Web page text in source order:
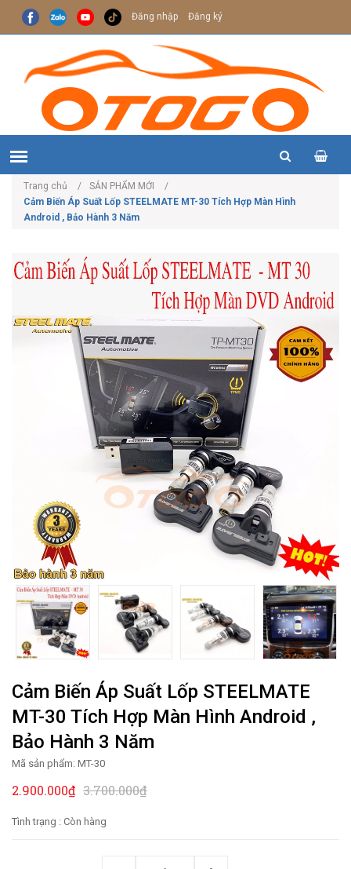
Đăng nhập Đăng ký
Trang chủ
SẢN PHẨM MỚI
Cảm Biến Áp Suất Lốp STEELMATE MT-30 Tích Hợp Màn Hình
Android , Bảo Hành 3 Năm
Cảm Biến Áp Suất Lốp STEELMATE
MT-30 Tích Hợp Màn Hình Android ,
Bảo Hành 3 Năm
Mã sản phẩm: MT-30
2.900.000₫ 3.700.000₫
Tình trạng : Còn hàng